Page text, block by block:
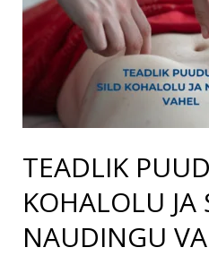
TEADLIK
KOHALOLU JA
NAUDINGU
JA
SÜGAVAMA
NAUDINGU
VAHEL